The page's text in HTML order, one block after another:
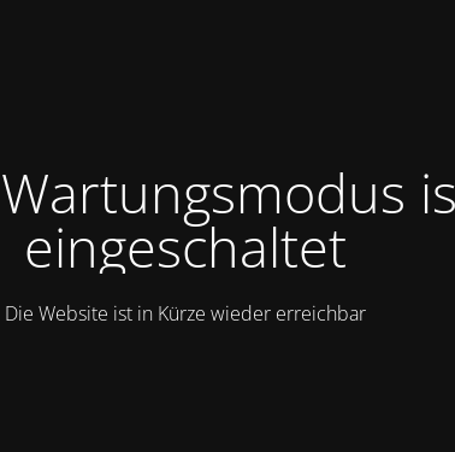
eingeschaltet
Die Website ist in Kürze wieder erreichbar